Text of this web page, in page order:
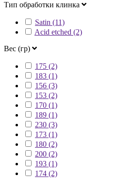
Тип обработки клинка
Satin (11)
Acid etched (2)
Вес (гр)
175 (2)
183 (1)
156 (3)
153 (2)
170 (1)
189 (1)
230 (3)
173 (1)
180 (2)
200 (2)
193 (1)
174 (2)